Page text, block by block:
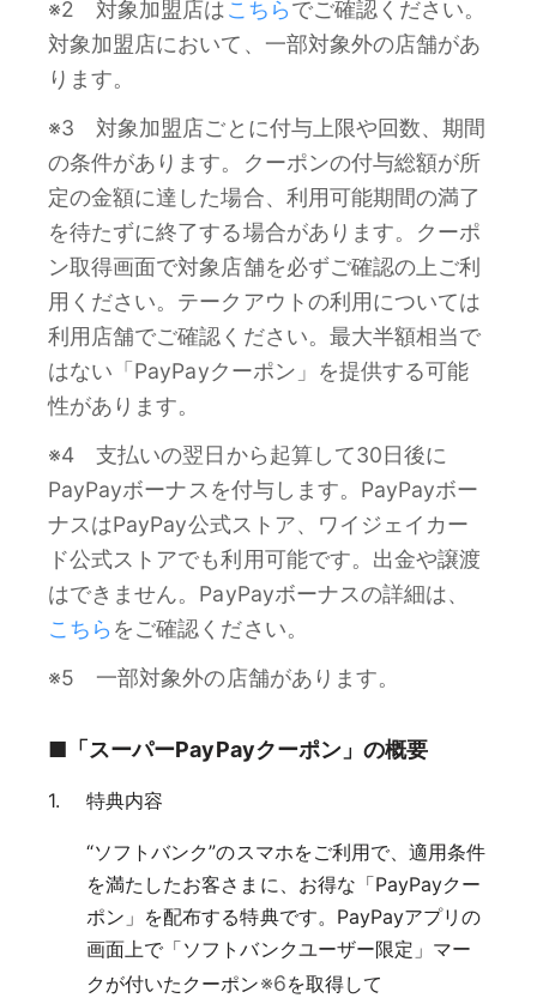
※2 対象加盟店はこちらでご確認ください。
対象加盟店において、一部対象外の店舗があ
ります。
※3 対象加盟店ごとに付与上限や回数、期間
の条件があります。クーポンの付与総額が所
定の金額に達した場合、利用可能期間の満了
を待たずに終了する場合があります。クーポ
ン取得画面で対象店舗を必ずご確認の上ご利
用ください。テークアウトの利用については
利用店舗でご確認ください。最大半額相当で
はない「PayPayクーポン」を提供する可能
性があります。
※4 支払いの翌日から起算して30日後に
PayPayボーナスを付与します。PayPayボー
ナスはPayPay公式ストア、ワイジェイカー
ド公式ストアでも利用可能です。出金や譲渡
はできません。PayPayボーナスの詳細は、
こちら をご確認ください。
※5 一部対象外の店舗があります。
■「スーパーPayPayクーポン」の概要
特典内容
“ソフトバンク”のスマホをご利用で、適用条件
を満たしたお客さまに、お得な「PayPayクー
ポン」を配布する特典です。PayPayアプリの
画面上で「ソフトバンクユーザー限定」マー
クが付いたクーポン※6を取得して